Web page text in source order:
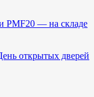
PMF20 — на складе
открытых дверей